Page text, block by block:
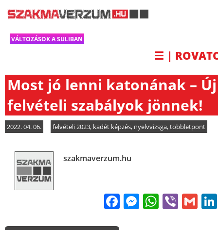
VÁLTOZÁSOK A SULIBAN
☰ |
Most jó lenni katonának – Új
felvételi szabályok jönnek!
2022. 04. 06. felvételi 2023, kadét képzés, nyelvvizsga,többletpont
szakmaverzum.hu
FacebookViber